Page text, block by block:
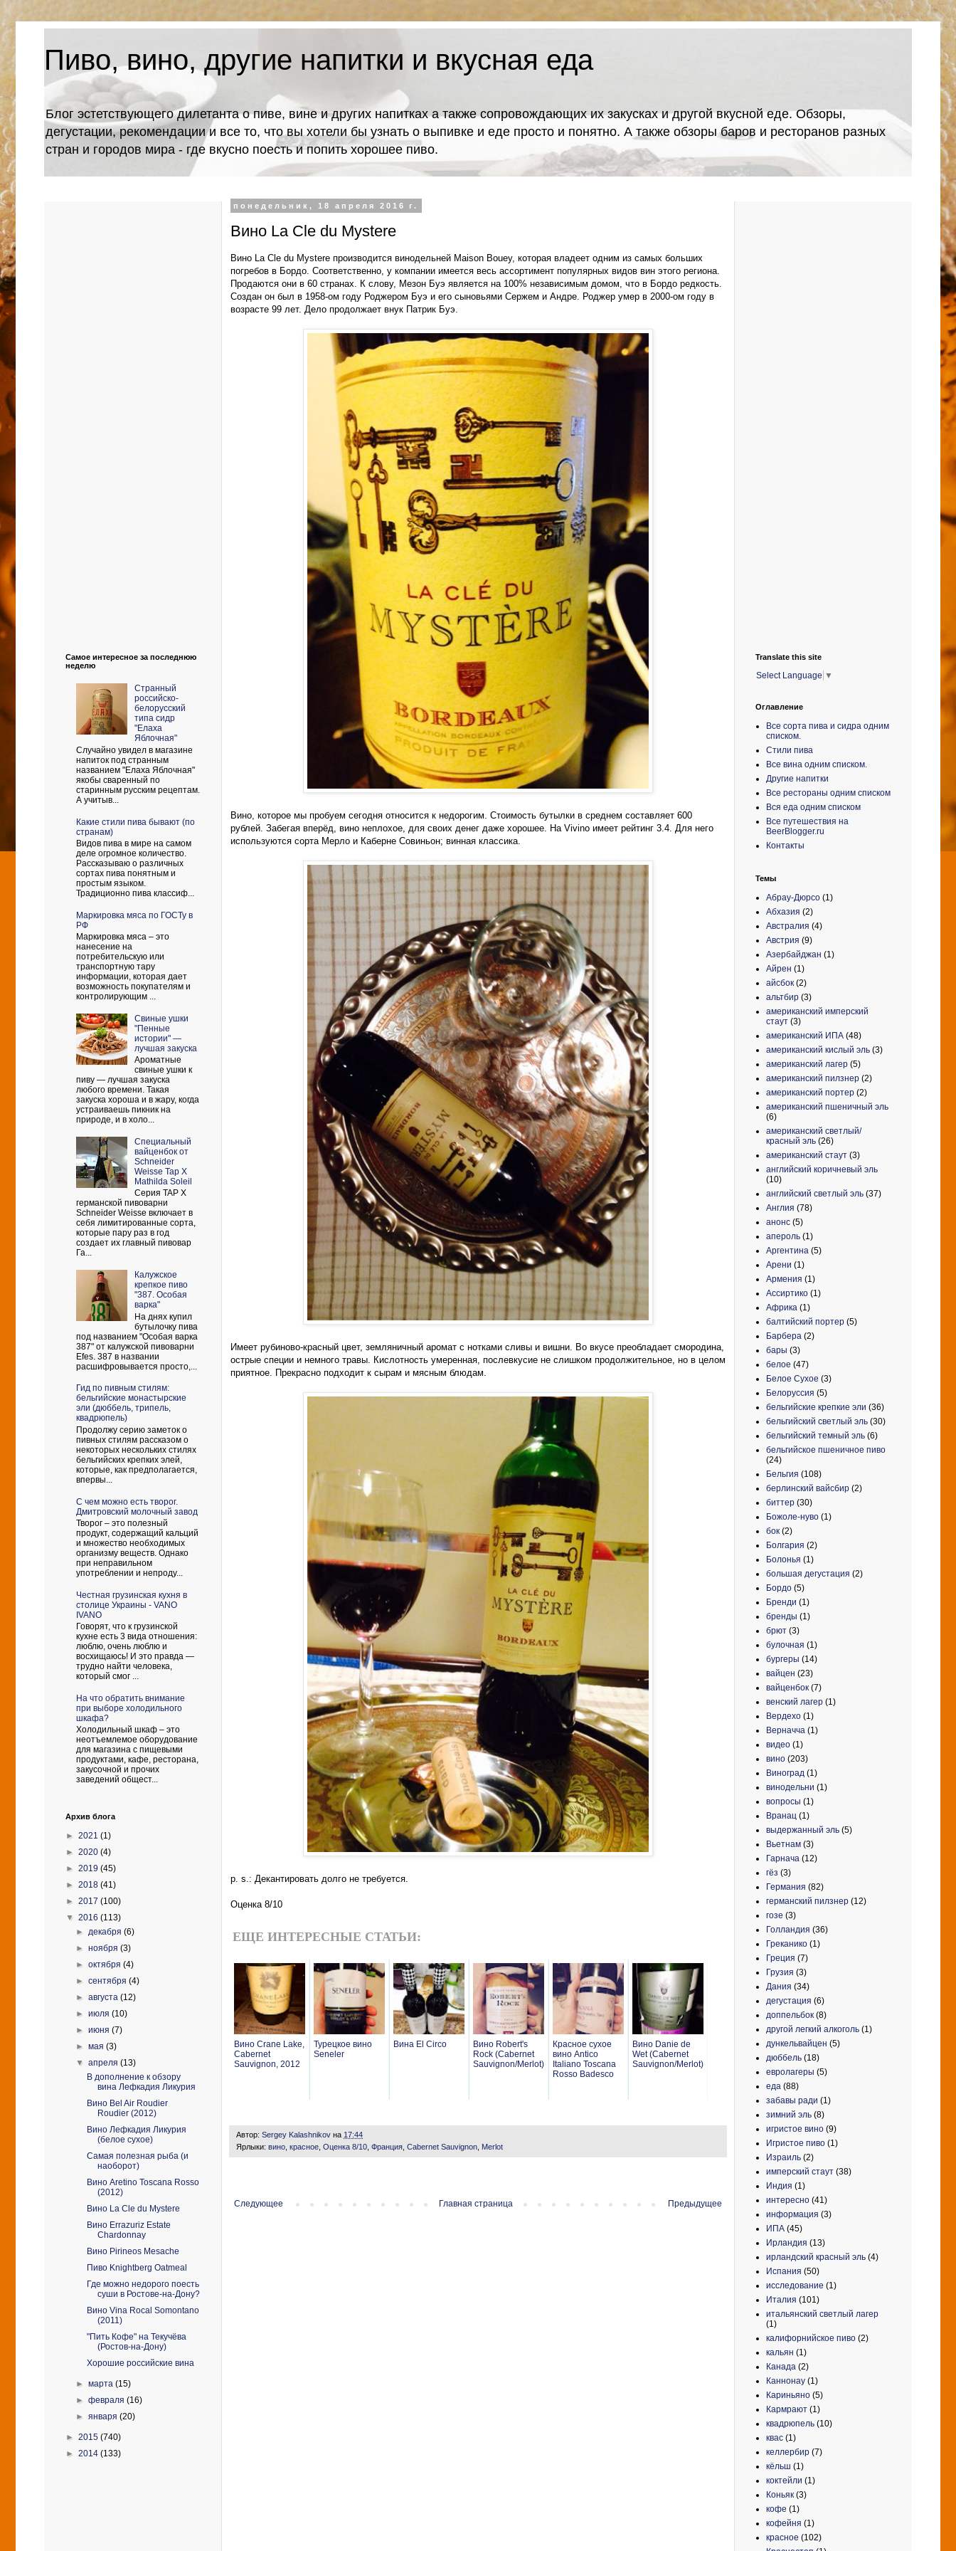
Пиво, вино, другие напитки и вкусная еда
Блог эстетствующего дилетанта о пиве, вине и других напитках а также сопровождающих их закусках и другой вкусной еде. Обзоры,
дегустации, рекомендации и все то, что вы хотели бы узнать о выпивке и еде просто и понятно. А также обзоры баров и ресторанов разных
стран и городов мира - где вкусно поесть и попить хорошее пиво.
понедельник, 18 апреля 2016 г.
Вино La Cle du Mystere
Вино La Cle du Mystere производится винодельней Maison Bouey, которая владеет одним из самых больших
погребов в Бордо. Соответственно, у компании имеется весь ассортимент популярных видов вин этого региона.
Продаются они в 60 странах. К слову, Мезон Буэ является на 100% независимым домом, что в Бордо редкость.
Создан он был в 1958-ом году Роджером Буэ и его сыновьями Сержем и Андре. Роджер умер в 2000-ом году в
возрасте 99 лет. Дело продолжает внук Патрик Буэ.
Вино, которое мы пробуем сегодня относится к недорогим. Стоимость бутылки в среднем составляет 600
рублей. Забегая вперёд, вино неплохое, для своих денег даже хорошее. На Vivino имеет рейтинг 3.4. Для него
используются сорта Мерло и Каберне Совиньон; винная классика.
Имеет рубиново-красный цвет, земляничный аромат с нотками сливы и вишни. Во вкусе преобладает смородина,
острые специи и немного травы. Кислотность умеренная, послевкусие не слишком продолжительное, но в целом
приятное. Прекрасно подходит к сырам и мясным блюдам.
p. s.: Декантировать долго не требуется.
Оценка 8/10
ЕЩЕ ИНТЕРЕСНЫЕ СТАТЬИ:
Вино Crane Lake,
Cabernet
Sauvignon, 2012
Турецкое вино
Seneler
Вина El Circo
Вино Robert's
Rock (Cabernet
Sauvignon/Merlot)
Красное сухое
вино Antico
Italiano Toscana
Rosso Badesco
Вино Danie de
Wet (Cabernet
Sauvignon/Merlot)
Автор: Sergey Kalashnikov на 17:44
Ярлыки: вино красное Оценка 8/10 Франция Cabernet Sauvignon Merlot
Следующее Предыдущее
Главная страница
Самое интересное за последнюю
неделю
Странный
российско-
белорусский
типа сидр
"Елаха
Яблочная"
Случайно увидел в магазине
напиток под странным
названием "Елаха Яблочная"
якобы сваренный по
старинным русским рецептам.
А учитыв...
Какие стили пива бывают (по
странам)
Видов пива в мире на самом
деле огромное количество.
Рассказываю о различных
сортах пива понятным и
простым языком.
Традиционно пива классиф...
Маркировка мяса по ГОСТу в
РФ
Маркировка мяса – это
нанесение на
потребительскую или
транспортную тару
информации, которая дает
возможность покупателям и
контролирующим ...
Свиные ушки
"Пенные
истории" —
лучшая закуска
Ароматные
свиные ушки к
пиву — лучшая закуска
любого времени. Такая
закуска хороша и в жару, когда
устраиваешь пикник на
природе, и в холо...
Cпециальный
вайценбок от
Schneider
Weisse Tap X
Mathilda Soleil
Серия TAP X
германской пивоварни
Schneider Weisse включает в
себя лимитированные сорта,
которые пару раз в год
создает их главный пивовар
Га...
Калужское
крепкое пиво
"387. Особая
варка"
На днях купил
бутылочку пива
под названием "Особая варка
387" от калужской пивоварни
Efes. 387 в названии
расшифровывается просто,...
Гид по пивным стилям:
бельгийские монастырские
эли (дюббель, трипель,
квадрюпель)
Продолжу серию заметок о
пивных стилям рассказом о
некоторых нескольких стилях
бельгийских крепких элей,
которые, как предполагается,
впервы...
С чем можно есть творог.
Дмитровский молочный завод
Творог – это полезный
продукт, содержащий кальций
и множество необходимых
организму веществ. Однако
при неправильном
употреблении и непроду...
Честная грузинская кухня в
столице Украины - VANO
IVANO
Говорят, что к грузинской
кухне есть 3 вида отношения:
люблю, очень люблю и
восхищаюсь! И это правда —
трудно найти человека,
который смог ...
На что обратить внимание
при выборе холодильного
шкафа?
Холодильный шкаф – это
неотъемлемое оборудование
для магазина с пищевыми
продуктами, кафе, ресторана,
закусочной и прочих
заведений общест...
Архив блога
► 2021 (1)
► 2020 (4)
► 2019 (45)
► 2018 (41)
► 2017 (100)
▼ 2016 (113)
► декабря(6)
►ноября(3)
►октября(4)
►сентября(4)
►августа(12)
►июля(10)
►июня(7)
►мая(3)
▼апреля(13)
В дополнение к обзору
вина Лефкадия Ликурия
Вино Bel Air Roudier
Roudier (2012)
Вино Лефкадия Ликурия
(белое сухое)
Самая полезная рыба (и
наоборот)
Вино Aretino Toscana Rosso
(2012)
Вино La Cle du Mystere
Вино Errazuriz Estate
Chardonnay
Вино Pirineos Mesache
Пиво Knightberg Oatmeal
Где можно недорого поесть
суши в Ростове-на-Дону?
Вино Vina Rocal Somontano
(2011)
"Пить Кофе" на Текучёва
(Ростов-на-Дону)
Хорошие российские вина
►марта(15)
►февраля(16)
►января(20)
► 2015 (740)
► 2014 (133)
Translate this site
Select Language ▼
Оглавление
Все сорта пива и сидра одним
списком.
Стили пива
Все вина одним списком.
Другие напитки
Все рестораны одним списком
Вся еда одним списком
Все путешествия на
BeerBlogger.ru
Контакты
Темы
Абрау-Дюрсо (1)
Абхазия (2)
Австралия (4)
Австрия (9)
Азербайджан (1)
Айрен (1)
айсбок (2)
альтбир (3)
американский имперский
стаут (3)
американский ИПА (48)
американский кислый эль (3)
американский лагер (5)
американский пилзнер (2)
американский портер (2)
американский пшеничный эль
(6)
американский светлый/
красный эль (26)
американский стаут (3)
английский коричневый эль
(10)
английский светлый эль (37)
Англия (78)
анонс (5)
апероль (1)
Аргентина (5)
Арени (1)
Армения (1)
Ассиртико (1)
Африка (1)
балтийский портер (5)
Барбера (2)
бары (3)
белое (47)
Белое Сухое (3)
Белоруссия (5)
бельгийские крепкие эли (36)
бельгийский светлый эль (30)
бельгийский темный эль (6)
бельгийское пшеничное пиво
(24)
Бельгия (108)
берлинский вайсбир (2)
биттер (30)
Божоле-нуво (1)
бок (2)
Болгария (2)
Болонья (1)
большая дегустация (2)
Бордо (5)
Бренди (1)
бренды (1)
брют (3)
булочная (1)
бургеры (14)
вайцен (23)
вайценбок (7)
венский лагер (1)
Вердехо (1)
Верначча (1)
видео (1)
вино (203)
Виноград (1)
винодельни (1)
вопросы (1)
Вранац (1)
выдержанный эль (5)
Вьетнам (3)
Гарнача (12)
гёз (3)
Германия (82)
германский пилзнер (12)
гозе (3)
Голландия (36)
Греканико (1)
Греция (7)
Грузия (3)
Дания (34)
дегустация (6)
доппельбок (8)
другой легкий алкоголь (1)
дункельвайцен (5)
дюббель (18)
евролагеры (5)
еда (88)
забавы ради (1)
зимний эль (8)
игристое вино (9)
Игристое пиво (1)
Израиль (2)
имперский стаут (38)
Индия (1)
интересно (41)
информация (3)
ИПА (45)
Ирландия (13)
ирландский красный эль (4)
Испания (50)
исследование (1)
Италия (101)
итальянский светлый лагер
(1)
калифорнийское пиво (2)
кальян (1)
Канада (2)
Каннонау (1)
Кариньяно (5)
Кармрают (1)
квадрюпель (10)
квас (1)
келлербир (7)
кёльш (1)
коктейли (1)
Коньяк (3)
кофе (1)
кофейня (1)
красное (102)